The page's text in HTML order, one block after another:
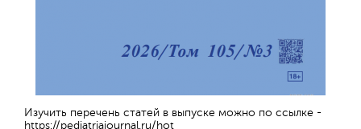
Изучить перечень статей в выпуске можно по ссылке -
https://pediatriajournal.ru/hot